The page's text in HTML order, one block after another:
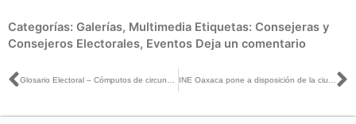
Categorías: Galerías, Multimedia Etiquetas: Consejeras y
Consejeros Electorales, Eventos Deja un comentario
Ant